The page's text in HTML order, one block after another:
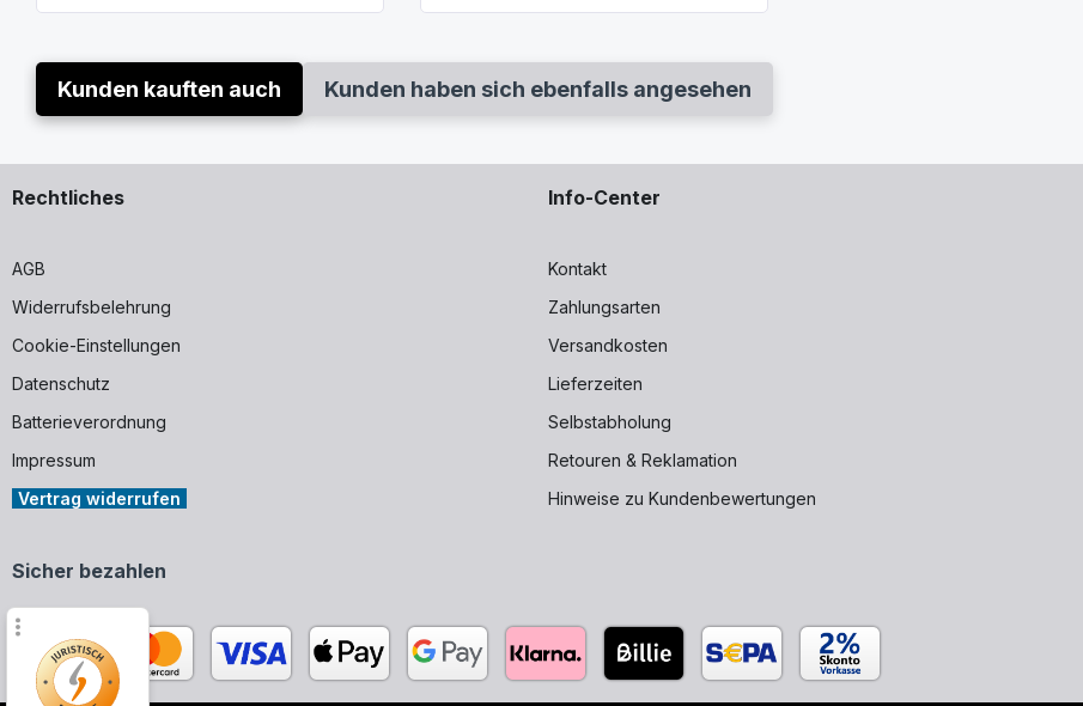
Kunden kauften auch Kunden haben sich ebenfalls angesehen
Rechtliches
AGB
Widerrufsbelehrung
Cookie-Einstellungen
Datenschutz
Batterieverordnung
Impressum
Vertrag widerrufen
Info-Center
Kontakt
Zahlungsarten
Versandkosten
Lieferzeiten
Selbstabholung
Retouren & Reklamation
Hinweise zu Kundenbewertungen
Sicher bezahlen